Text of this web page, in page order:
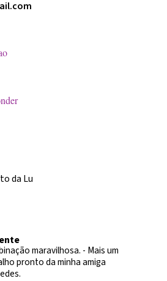
da Lu
maravilhosa. - Mais um
pronto da minha amiga